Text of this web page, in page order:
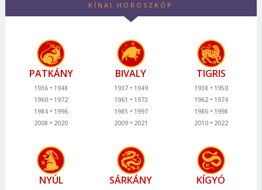
KÍNAI HOROSZKÓP
PATKÁNY
1936
1948
1960
1972
1984
1996
2008
2020
BIVALY
1937
1949
1961
1973
1985
1997
2009
2021
TIGRIS
1938
1950
1962
1974
1986
1998
2010
2022
NYÚL SÁRKÁNY KÍGYÓ